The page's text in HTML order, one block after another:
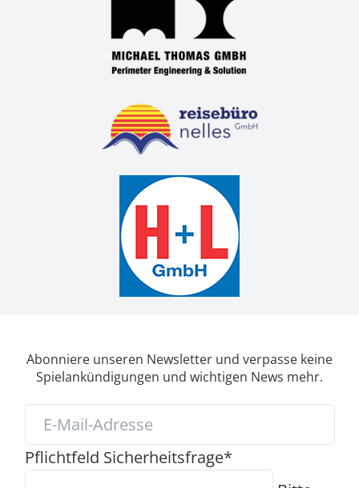
Abonniere unseren Newsletter und verpasse keine
Spielankündigungen und wichtigen News mehr.
Pflichtfeld Sicherheitsfrage*